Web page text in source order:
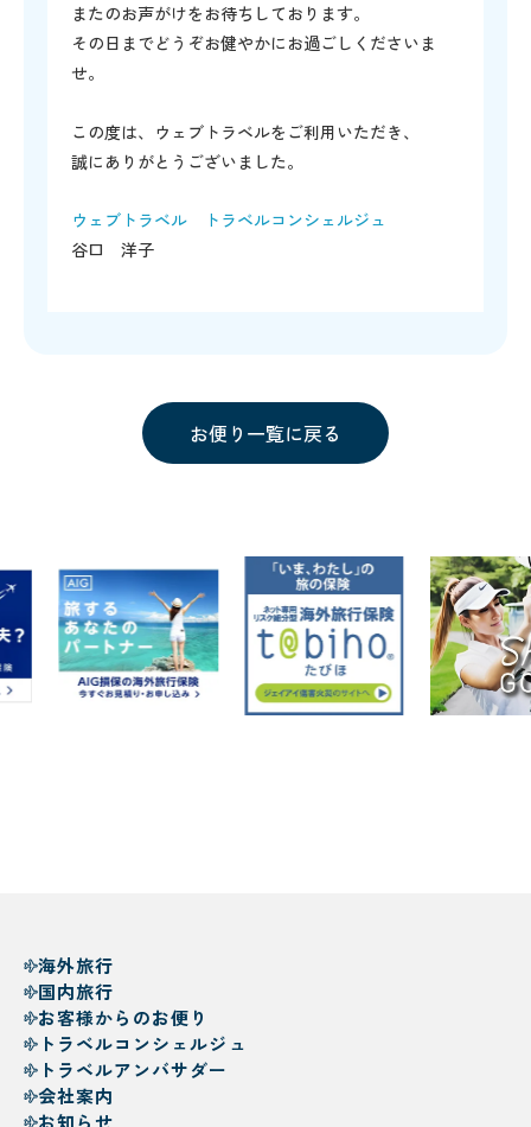
またのお声がけをお待ちしております。
その日までどうぞお健やかにお過ごしくださいま
せ。
この度は、ウェブトラベルをご利用いただき、
誠にありがとうございました。
ウェブトラベル トラベルコンシェルジュ
谷口 洋子
お便り一覧に戻る
海外旅行
国内旅行
お客様からのお便り
トラベルコンシェルジュ
トラベルアンバサダー
会社案内